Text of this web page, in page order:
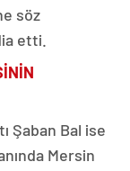
söz
etti.
Şaban Bal ise
Mersin